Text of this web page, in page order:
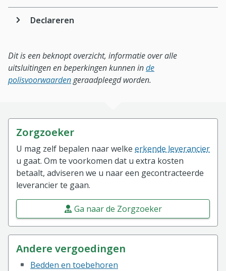
Declareren
Dit is een beknopt overzicht, informatie over alle
uitsluitingen en beperkingen kunnen inde
polisvoorwaardengeraadpleegd worden.
Zorgzoeker
U mag zelf bepalen naar welke erkende leverancier
u gaat. Om te voorkomen dat u extra kosten
betaalt, adviseren we u naar een gecontracteerde
leverancier te gaan.
Ga naar de Zorgzoeker
Andere vergoedingen
Bedden en toebehoren